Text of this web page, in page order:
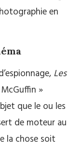
en
Les
»
que le ou les
de moteur au
la chose soit